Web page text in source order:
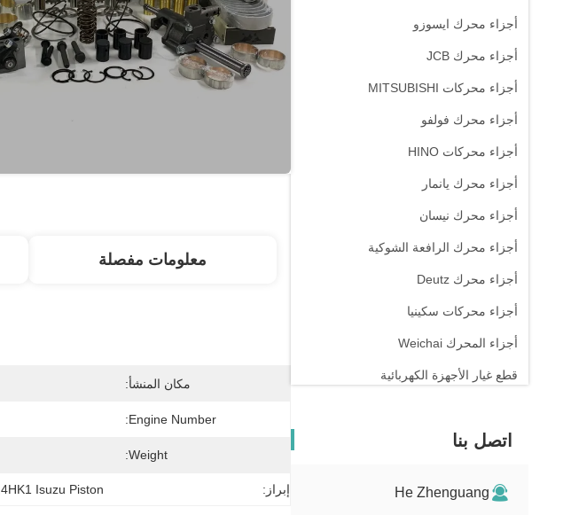
أجزاء محرك ايسوزو
أجزاء محرك JCB
أجزاء محركات MITSUBISHI
أجزاء محرك فولفو
أجزاء محركات HINO
أجزاء محرك يانمار
أجزاء محرك نيسان
أجزاء محرك الرافعة الشوكية
أجزاء محرك Deutz
أجزاء محركات سكينيا
أجزاء المحرك Weichai
قطع غيار الأجهزة الكهربائية
اتصل بنا
He Zhenguang
معلومات مفصلة
مكان المنشأ:
Engine Number:
Weight:
إبراز: 4HK1 Isuzu Piston